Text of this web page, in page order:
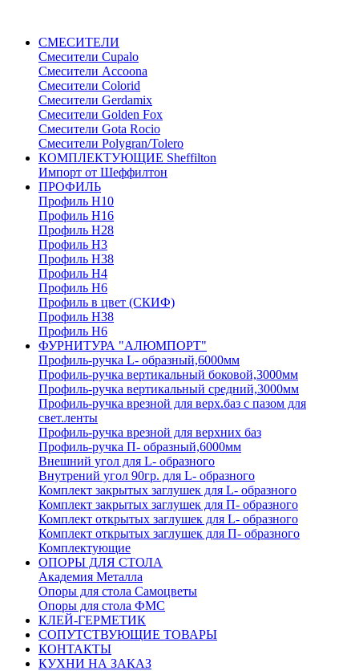
СМЕСИТЕЛИ
Cмесители Cupalo
Смесители Accoona
Смесители Colorid
Смесители Gerdamix
Смесители Golden Fox
Смесители Gota Rocio
Смесители Polygran/Tolero
КОМПЛЕКТУЮЩИЕ Sheffilton
Импорт от Шеффилтон
ПРОФИЛЬ
Профиль H10
Профиль H16
Профиль H28
Профиль H3
Профиль H38
Профиль H4
Профиль H6
Профиль в цвет (СКИФ)
Профиль H38
Профиль H6
ФУРНИТУРА "АЛЮМПОРТ"
Профиль-ручка L- образный,6000мм
Профиль-ручка вертикальный боковой,3000мм
Профиль-ручка вертикальный средний,3000мм
Профиль-ручка врезной для верх.баз с пазом для
свет.ленты
Профиль-ручка врезной для верхних баз
Профиль-ручка П- образный,6000мм
Внешний угол для L- образного
Внутрений угол 90гр. для L- образного
Комплект закрытых заглушек для L- образного
Комплект закрытых заглушек для П- образного
Комплект открытых заглушек для L- образного
Комплект открытых заглушек для П- образного
Комплектующие
ОПОРЫ ДЛЯ СТОЛА
Академия Металла
Опоры для стола Самоцветы
Опоры для стола ФМС
КЛЕЙ-ГЕРМЕТИК
СОПУТСТВУЮЩИЕ ТОВАРЫ
КОНТАКТЫ
КУХНИ НА ЗАКАЗ